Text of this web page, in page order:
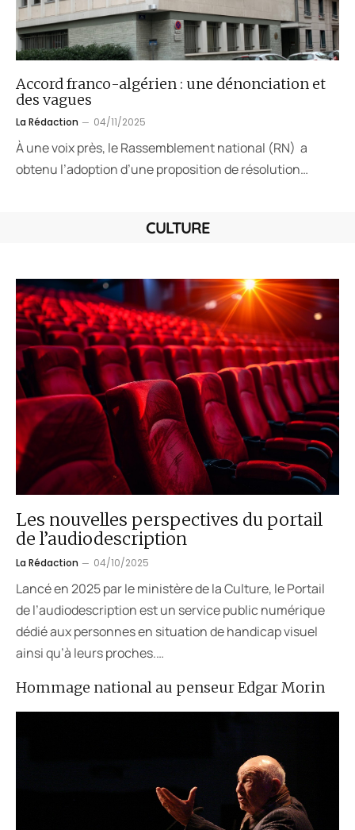
Accord franco-algérien : une dénonciation et
des vagues
La Rédaction 04/11/2025
À une voix près, le Rassemblement national (RN) a
obtenu l’adoption d’une proposition de résolution…
CULTURE
Hommage national au penseur Edgar Morin
Les nouvelles perspectives du portail
de l’audiodescription
La Rédaction 04/10/2025
Lancé en 2025 par le ministère de la Culture, le Portail
de l’audiodescription est un service public numérique
dédié aux personnes en situation de handicap visuel
ainsi qu’à leurs proches.…